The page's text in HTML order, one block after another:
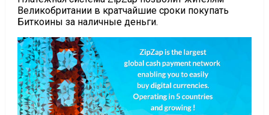
Великобритании в кратчайшие сроки покупать
Биткоины за наличные деньги.